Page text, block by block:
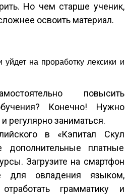
Но чем старше ученик,
освоить материал.
на проработку лексики и
повысить
Конечно! Нужно
регулярно заниматься.
в «Кэпитал Скул
дополнительные платные
Загрузите на смартфон
для овладения языком,
грамматику и